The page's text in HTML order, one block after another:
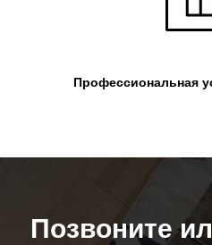
Профессиональная
Позвоните